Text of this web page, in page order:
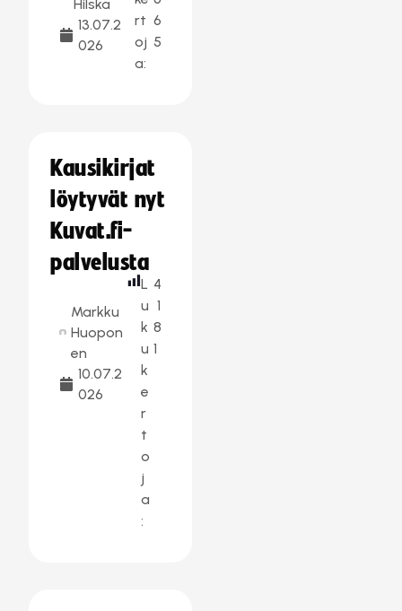
Hilska
13.07.2
026
rt
oj
a:
6
5
Kausikirjat
löytyvät nyt
Kuvat.fi-
palvelusta
Markku
Huopon
en
10.07.2
026
L
u
k
u
k
e
r
t
o
j
a
:
4
1
8
1